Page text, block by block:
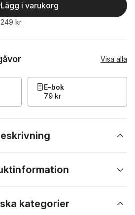
Lägg i varukorg
kr.
Visa alla
E-bok
79 kr
kategorier